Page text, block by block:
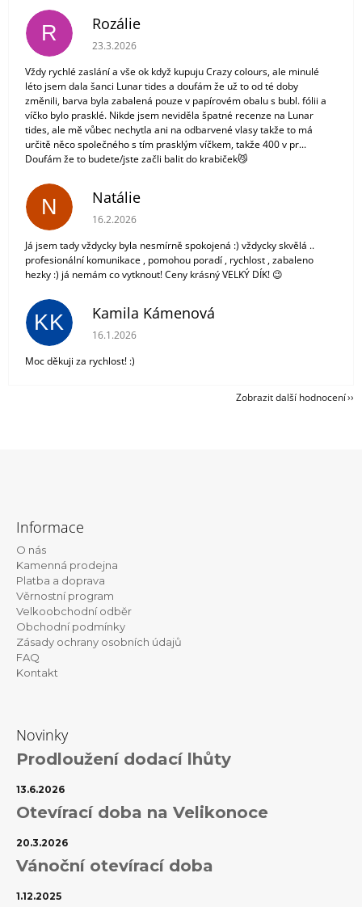
R Rozálie
Hodnocení obchodu je 3 z 5 hvězdiček.
23.3.2026
Vždy rychlé zaslání a vše ok když kupuju Crazy colours, ale minulé
léto jsem dala šanci Lunar tides a doufám že už to od té doby
změnili, barva byla zabalená pouze v papírovém obalu s bubl. fólii a
víčko bylo prasklé. Nikde jsem neviděla špatné recenze na Lunar
tides, ale mě vůbec nechytla ani na odbarvené vlasy takže to má
určitě něco společného s tím prasklým víčkem, takže 400 v pr...
Doufám že to budete/jste začli balit do krabiček😼
N Natálie
Hodnocení obchodu je 5 z 5 hvězdiček.
16.2.2026
Já jsem tady vždycky byla nesmírně spokojená :) vždycky skvělá ..
profesionální komunikace , pomohou poradí , rychlost , zabaleno
hezky :) já nemám co vytknout! Ceny krásný VELKÝ DÍK! 😉
KK Kamila Kámenová
Hodnocení obchodu je 5 z 5 hvězdiček.
16.1.2026
Moc děkuji za rychlost! :)
Zobrazit další hodnocení
Informace
O nás
Kamenná prodejna
Platba a doprava
Věrnostní program
Velkoobchodní odběr
Obchodní podmínky
Zásady ochrany osobních údajů
FAQ
Kontakt
Novinky
Prodloužení dodací lhůty
13.6.2026
Otevírací doba na Velikonoce
20.3.2026
Vánoční otevírací doba
1.12.2025